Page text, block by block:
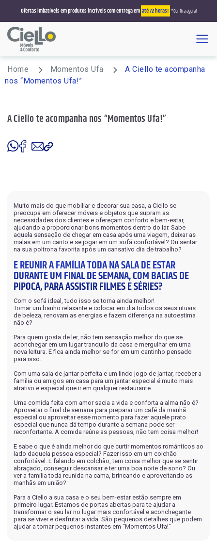
Ofertas imbatíveis em produtos incríveis com entrega em até 72 horas! *Confira agora!
Menu
Busque por sofá, colchão, roupeiro, sala de jantar
Estofados/Sofás
Sofá Retrátil
Sofá de Canto
Sofá em L
Sofá de Couro
Sofá Orgânico
Sofá com Chaise
Sofá Automatizado
Colchões
King Size
8 Lugares
10 Lugares
Cadeiras
Racks e Painéis
Rack
Painel
Home
Ripados
Roupeiros
Portas de Giro
Portas de Correr
Modulados
Modulados
Complementos
Cômodas
Cristaleiras
Aparadores
Mesas de Centro e Laterais
Home Office
Nichos de Parede
Mesa de Escritório
Compre pelo WhatsApp
Trabalhe conosco
Siga nas redes sociais
Home Momentos Ufa
A Ciello te acompanha
nos “Momentos Ufa!”
A Ciello te acompanha nos “Momentos Ufa!”
Muito mais do que mobiliar e decorar sua casa, a Ciello se
preocupa em oferecer móveis e objetos que supram as
necessidades dos clientes e ofereçam conforto e bem-estar,
ajudando a proporcionar bons momentos dentro do lar. Sabe
aquela sensação de chegar em casa após uma viagem, deixar as
malas em um canto e se jogar em um sofá confortável? Ou sentar
na sua poltrona favorita após um cansativo dia de trabalho?
E REUNIR A FAMÍLIA TODA NA SALA DE ESTAR
DURANTE UM FINAL DE SEMANA, COM BACIAS DE
PIPOCA, PARA ASSISTIR FILMES E SÉRIES?
Com o sofá ideal, tudo isso se torna ainda melhor!
Tomar um banho relaxante e colocar em dia todos os seus rituais
de beleza, renovam as energias e fazem diferença na autoestima
não é?
Para quem gosta de ler, não tem sensação melhor do que se
aconchegar em um lugar tranquilo da casa e mergulhar em uma
nova leitura. E fica ainda melhor se for em um cantinho pensado
para isso.
Com uma sala de jantar perfeita e um lindo jogo de jantar, receber a
família ou amigos em casa para um jantar especial é muito mais
atrativo e especial que ir em qualquer restaurante.
Uma comida feita com amor sacia a vida e conforta a alma não é?
Aproveitar o final de semana para preparar um café da manhã
especial ou aproveitar esse momento para fazer aquele prato
especial que nunca dá tempo durante a semana pode ser
reconfortante. A comida reúne as pessoas, não tem coisa melhor!
E sabe o que é ainda melhor do que curtir momentos românticos ao
lado daquela pessoa especial? Fazer isso em um colchão
confortável. E falando em colchão, tem coisa melhor que se sentir
abraçado, conseguir descansar e ter uma boa noite de sono? Ou
ver a família toda reunida na cama, brincando e aproveitando as
manhãs em união?
Para a Ciello a sua casa e o seu bem-estar estão sempre em
primeiro lugar. Estamos de portas abertas para te ajudar a
transformar o seu lar no lugar mais confortável e aconchegante
para se viver e desfrutar a vida. São pequenos detalhes que podem
ajudar a tornar pequenos instantes em “Momentos Ufa!”